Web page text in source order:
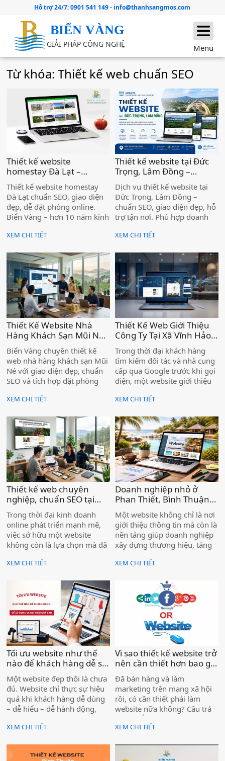
Hỗ trợ 24/7:0901 541 149- info@thanhsangmos.com
BIỂN VÀNG
GIẢI PHÁP CÔNG NGHỆ Menu
Từ khóa: Thiết kế web chuẩn SEO
Thiết kế website
homestay Đà Lạt –
Chuẩn SEO, đẹp, hiệu
quả )
Thiết kế website homestay
Đà Lạt chuẩn SEO, giao diện
đẹp, dễ đặt phòng online.
Biển Vàng – hơn 10 năm kinh
Lâm Đồng.
XEM CHI TIẾT
Thiết kế website tại Đức
Trọng, Lâm Đồng –
Chuẩn SEO, Chuyên
nghiệp )
Dịch vụ thiết kế website tại
Đức Trọng, Lâm Đồng –
chuẩn SEO, giao diện đẹp, hỗ
trợ tận nơi. Phù hợp doanh
lịch khu vực.
XEM CHI TIẾT
Thiết Kế Website Nhà
Hàng Khách Sạn Mũi Né
– Chuyên Nghiệp, Chức
Năng Đặt Phòng Trực
Tuyến Tiện Ích )
Biển Vàng chuyên thiết kế
web nhà hàng khách sạn Mũi
Né với giao diện đẹp, chuẩn
SEO và tích hợp đặt phòng
bạn tiếp cận khách hàng
XEM CHI TIẾT
Thiết Kế Web Giới Thiệu
Công Ty Tại Xã Vĩnh Hảo –
Nâng Tầm Thương Hiệu
Doanh Nghiệp )
Trong thời đại khách hàng
tìm kiếm đối tác và nhà cung
cấp qua Google trước khi gọi
điện, một website giới thiệu
còn là "có thì tốt" — mà là
được tin tưởng và lựa chọn.
Nếu bạn đang kinh doanh tại
xã Vĩnh Hảo mà chưa có
website, hoặc website cũ đã
lỗi thời, bạn đang để đối thủ
vượt lên phía trước mỗi ngày.
XEM CHI TIẾT
Thiết kế web chuyên
nghiệp, chuẩn SEO tại
Lâm Đồng, hiệu quả cho
doanh nghiệp )
Trong thời đại kinh doanh
online phát triển mạnh mẽ,
việc sở hữu một website
không còn là lựa chọn mà đã
với mọi doanh nghiệp. Đặc
thế mạnh về du lịch, nông
nghiệp và dịch vụ – nhu cầu
xây dựng thương hiệu trên
Internet ngày càng tăng cao.
XEM CHI TIẾT
Doanh nghiệp nhỏ ở
Phan Thiết, Bình Thuận
có cần website không ? )
Một website không chỉ là nơi
giới thiệu thông tin mà còn là
nền tảng giúp doanh nghiệp
xây dựng thương hiệu, tăng
hàng từ Google. Khi khách
thấy doanh nghiệp có
website rõ ràng, chuyên
nghiệp, khả năng liên hệ sẽ
cao hơn rất nhiều.
XEM CHI TIẾT
Tối ưu website như thế
nào để khách hàng dễ sử
dụng và đạt hiệu quả? )
Một website đẹp thôi là chưa
đủ. Website chỉ thực sự hiệu
quả khi khách hàng dễ dùng
– dễ hiểu – dễ hành động,
Google để tiếp cận đúng
XEM CHI TIẾT
Vì sao thiết kế website trở
nên cần thiết hơn bao giờ
hết cho doanh nghiệp
hiện nay )
Đã bán hàng và làm
marketing trên mạng xã hội
rồi, có cần thiết phải làm
website nữa không? Câu trả
lời là: CÓ – và website ngày
càng quan trọng hơn
XEM CHI TIẾT